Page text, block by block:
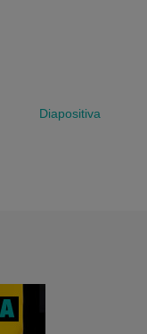
Diapositiva